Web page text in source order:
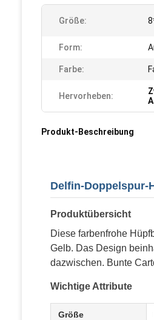
Größe:
Form:
Farbe:
Hervorheben:
Produkt-Beschreibung
Delfin-Doppelspur-
Produktübersicht
Diese farbenfrohe
Gelb. Das Design
dazwischen. Bunte
Wichtige Attribute
Größe